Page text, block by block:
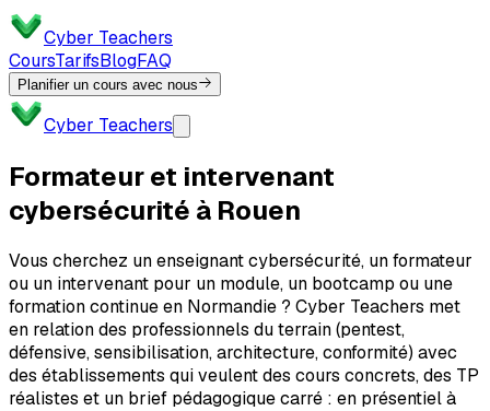
Cyber Teachers
CoursTarifsBlogFAQ
Planifier un cours avec nous
Cyber Teachers
Formateur et intervenant
cybersécurité à Rouen
Vous cherchez un enseignant cybersécurité, un formateur
ou un intervenant pour un module, un bootcamp ou une
formation continue en Normandie ? Cyber Teachers met
en relation des professionnels du terrain (pentest,
défensive, sensibilisation, architecture, conformité) avec
des établissements qui veulent des cours concrets, des TP
réalistes et un brief pédagogique carré : en présentiel à